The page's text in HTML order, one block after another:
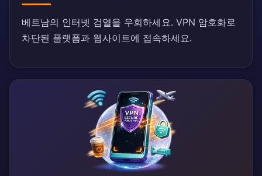
베트남의 인터넷 검열을 우회하세요. VPN 암호화로
차단된 플랫폼과 웹사이트에 접속하세요.